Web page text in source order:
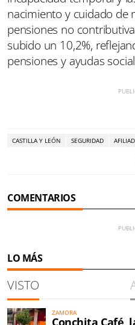
nacimiento y cuidado de
pensiones no
subido un 10,2%,
pensiones y ayudas
CASTILLA Y LEÓN SEGURIDAD
COMENTARIOS
LO MÁS
VISTO
ZAMORA
Conchita Café,